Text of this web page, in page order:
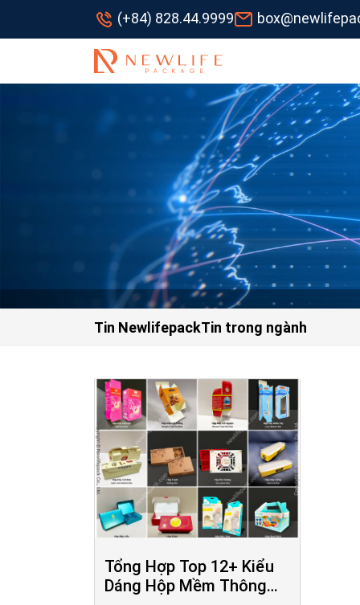
(+84) 828.44.9999
Tin NewlifepackTin trong ngành
Tổng Hợp Top 12+ Kiểu
Dáng Hộp Mềm Thông